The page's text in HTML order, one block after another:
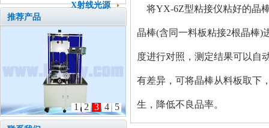
X射线光源
推荐产品
1 2 3 4 5
将YX-6Z型粘接仪粘好的晶
晶棒(含同一料板粘接2根晶棒)
度进行对照，测定结果可以自
有差异，可将晶棒从料板取下
生，降低不良品率。